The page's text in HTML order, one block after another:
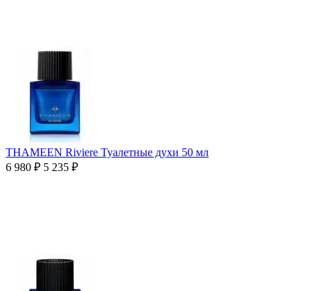
THAMEEN Riviere Туалетные духи 50 мл
6 980 ₽ 5 235 ₽